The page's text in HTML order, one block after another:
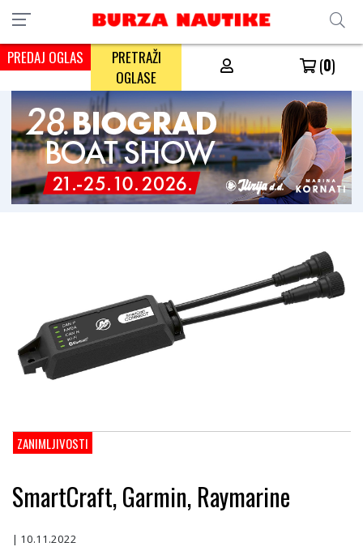
PREDAJ OGLAS
PRETRAŽI
OGLASE
(0)
ZANIMLJIVOSTI
SmartCraft, Garmin, Raymarine
| 10.11.2022